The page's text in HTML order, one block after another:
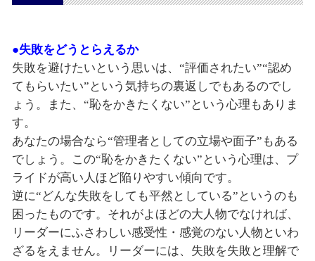
●失敗をどうとらえるか
失敗を避けたいという思いは、“評価されたい”“認め
てもらいたい”という気持ちの裏返しでもあるのでし
ょう。また、“恥をかきたくない”という心理もありま
す。
あなたの場合なら“管理者としての立場や面子”もある
でしょう。この“恥をかきたくない”という心理は、プ
ライドが高い人ほど陥りやすい傾向です。
逆に“どんな失敗をしても平然としている”というのも
困ったものです。それがよほどの大人物でなければ、
リーダーにふさわしい感受性・感覚のない人物といわ
ざるをえません。リーダーには、失敗を失敗と理解で